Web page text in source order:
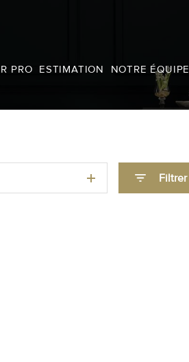
PRO ESTIMATION NOTRE ÉQUIPE
Filtrer